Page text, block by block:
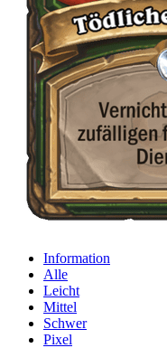
Information
Alle
Leicht
Mittel
Schwer
Pixel